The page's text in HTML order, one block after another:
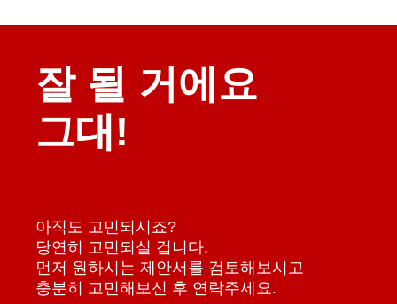
잘 될 거에요
그대!
아직도 고민되시죠?
당연히 고민되실 겁니다.
먼저 원하시는 제안서를 검토해보시고
충분히 고민해보신 후 연락주세요.